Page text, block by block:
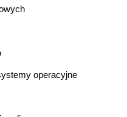
operacyjne